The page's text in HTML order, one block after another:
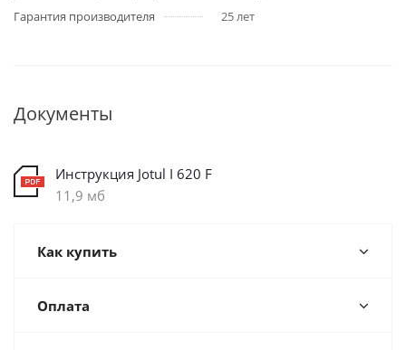
Гарантия производителя
25 лет
Документы
Инструкция Jotul I 620 F
11,9 мб
Как купить
Оплата